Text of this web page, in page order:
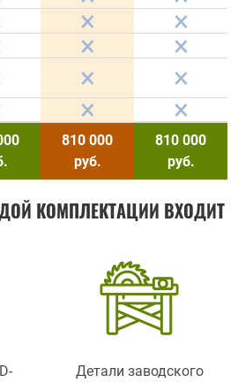
810 000
руб.
810 000
руб.
КОМПЛЕКТАЦИИ ВХОДИТ
Детали заводского